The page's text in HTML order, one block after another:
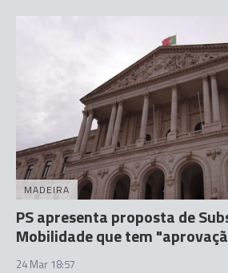
MADEIRA
PS apresenta proposta de
Mobilidade que tem
24 Mar 18:57